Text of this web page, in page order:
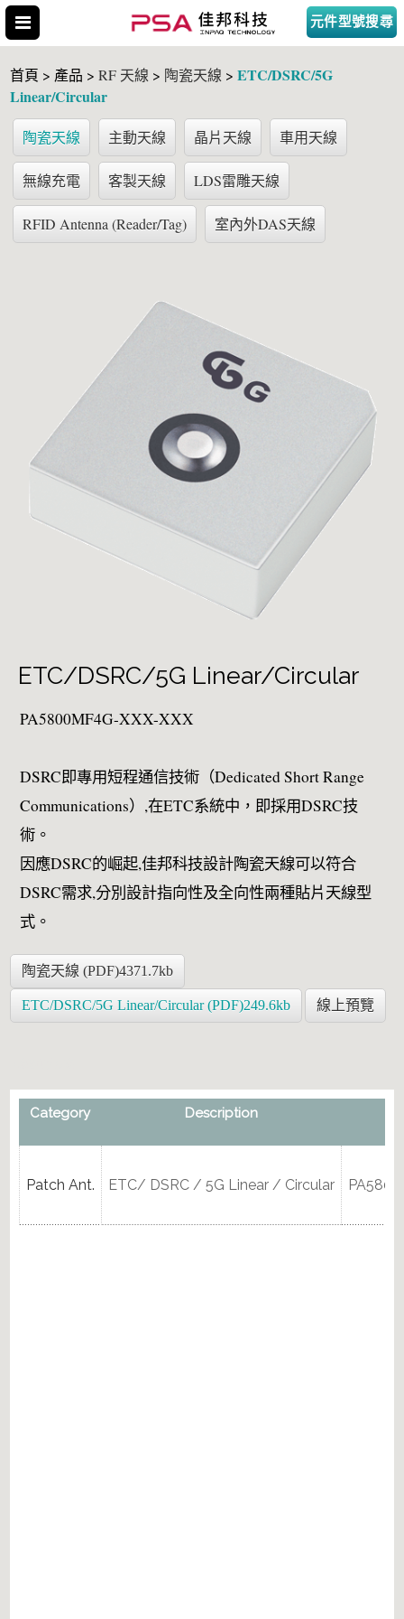
元件型號搜尋
搜尋型號
首頁 > 產品 >RF 天線 > 陶瓷天線 >ETC/DSRC/5G
Linear/Circular
陶瓷天線 主動天線 晶片天線 車用天線
無線充電 客製天線 LDS雷雕天線
RFID Antenna (Reader/Tag) 室內外DAS天線
ETC/DSRC/5G Linear/Circular
PA5800MF4G-XXX-XXX
DSRC即專用短程通信技術（Dedicated Short Range
Communications）,在ETC系統中，即採用DSRC技
術。
因應DSRC的崛起,佳邦科技設計陶瓷天線可以符合
DSRC需求,分別設計指向性及全向性兩種貼片天線型
式。
陶瓷天線 (PDF)4371.7kb
ETC/DSRC/5G Linear/Circular (PDF)249.6kb 線上預覽
Category Description
Patch Ant. ETC/ DSRC / 5G Linear / Circular